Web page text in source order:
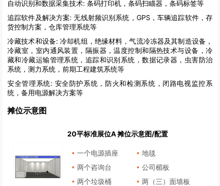
自动识别和数据采集技术: 条码打印机，条码扫瞄器，条码标签等
追踪软件及解决方案: 无线射频识别系统，GPS，车辆追踪软件，存
货控制方案，仓库管理系统等
冷藏技术和设备: 冷却机组，绝缘材料，气流冷冻器及其制造设备，
冷藏室，室内通风装置，隔振器，温度控制和隔热技术与设备，冷
藏和冷藏运输管理系统，追踪和识别系统，数据记录器，虫害防治
系统，测力系统，前期工程建筑系统等
安全管理系统: 安全防护系统，防火和检测系统，闭路电视监控系
统，备用电源解决方案等
摊位示意图
20平标准展位A 摊位示意图/配置
一个电源插座
地毯
两个咨询台
公司楣板
两个垃圾桶
两（三）面墙板